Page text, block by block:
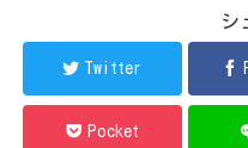
シ
Twitter
Pocket